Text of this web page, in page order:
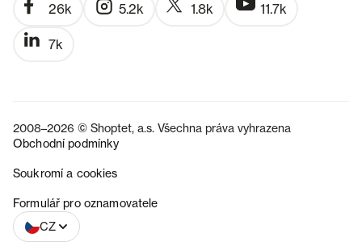
26k 5.2k 1.8k 11.7k
7k
2008–2026 © Shoptet, a.s. Všechna práva vyhrazena
Obchodní podmínky
Soukromí a cookies
Formulář pro oznamovatele
CZ